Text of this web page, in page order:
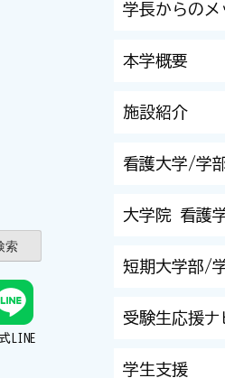
LINE
学長からのメ
本学概要
施設紹介
看護大学/学
大学院 看護
短期大学部/
受験生応援ナ
学生支援